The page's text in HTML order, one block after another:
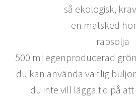
så ekologisk,
en matsked
rapsolja
500 ml egenproducerad
du kan använda vanlig
du inte vill lägga tid på